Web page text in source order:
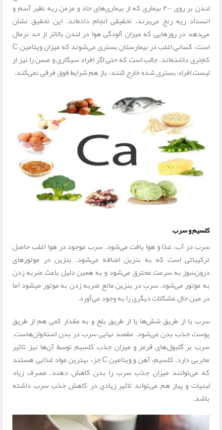
لندن بر روی ۲۰۰ بیماری که از بیماری‌های حاد و مزمن ریه نظیر آسم و
انسداد ریه رنج می‌برند، تحقیقی انجام داده‌اند. این تحقیق نشان
می‌دهد در روزهایی که میزان آلودگی هوا در لندن بالاتر از حد نرمال
است، کسانی اغلب در بیمارستان بستری می‌شوند که میزان ویتامین C
کم‌تری داشته‌اند. جالب است که حتی اگر افراد سیگاری و مسن را نیز از
لیست افراد بستری شده خارج کنند، باز هم شرایط فوق فرقی نمی‌کند.
کلسیم و سرب
سرب در آب، غذا و هوا یافت می‌شود. سرب موجود در هوا اغلب حاصل
ترکیباتی است که به بنزین اضافه می‌شود. بنزین در موتورهای
درون‌سوز به سرعت محترق می‌شود و به همین دلیل باعث ضربه زدن
به موتور می‌شود. سرب در بنزین مانع ضربه زدن به موتور می­شود اما
در عین حال مشکلات دیگری را به وجود می‌آورد.
سرب یا از طریق شش‌ها یا از طریق بلع و به مقدار کمی هم از طریق
پوست جذب بدن می‌شود. مقصد نهایی سرب در بدن استخوان‌هاست.
سرب بر گلبول‌های قرمز و میزان جذب کلسیم توسط آن‌ها نیز تاثیر
مخربی دارد. کلسیم، آهن و ویتامین C جزء بهترین مواد غذایی هستند
که می‌توانند میزان جذب سرب را بدن کاهش دهند. مصرف زیاد
لبنیات و پیاز هم می‌تواند تاثیر زیادی در کاهش جذب سرب داشته
باشد.